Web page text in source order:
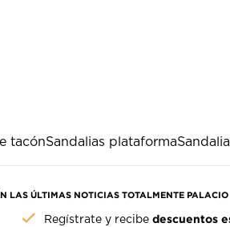
tacónSandalias plataforma
LAS ÚLTIMAS NOTICIAS TOTALMENTE PALACIO
Regístrate y recibedescuentos